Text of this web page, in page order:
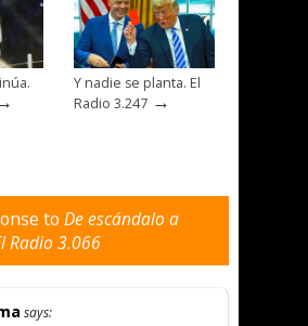
Y nadie se planta. El
Radio 3.247 →
to De escándalo a
Radio 3.066
says: